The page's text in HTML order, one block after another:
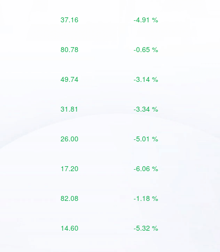
37.16 -4.91 %
80.78 -0.65 %
49.74 -3.14 %
31.81 -3.34 %
26.00 -5.01 %
17.20 -6.06 %
82.08 -1.18 %
14.60 -5.32 %